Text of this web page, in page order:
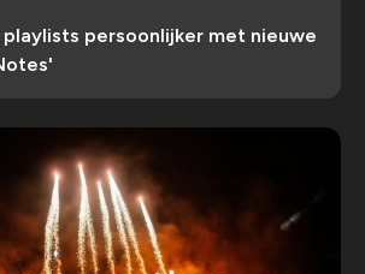
persoonlijker met nieuwe